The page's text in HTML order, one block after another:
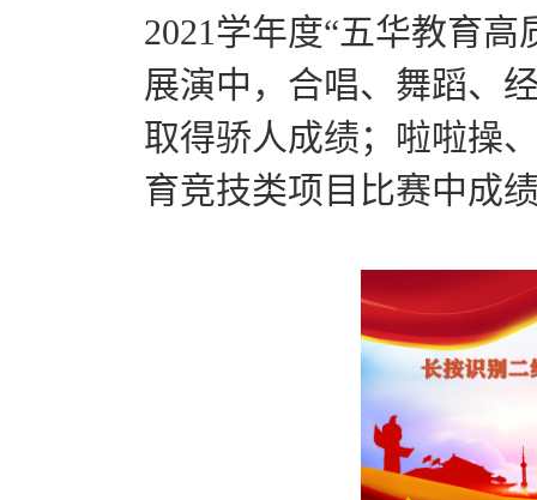
2021学年度“五华教育
展演中，合唱、舞蹈、
取得骄人成绩；啦啦操
育竞技类项目比赛中成